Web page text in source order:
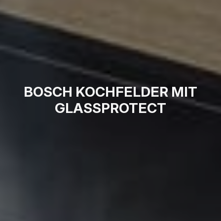
BOSCH KOCHFELDER MIT
GLASSPROTECT